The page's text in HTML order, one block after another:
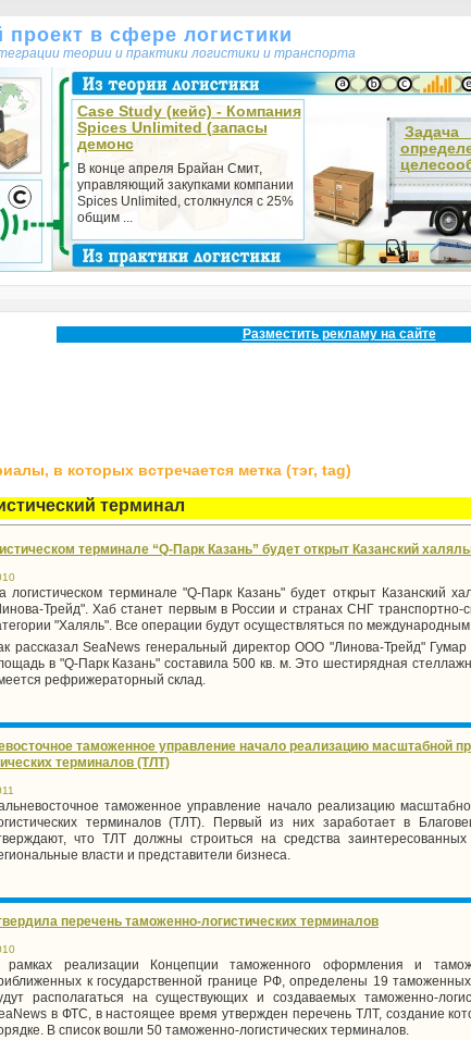
в сфере логистики
теории и практики логистики и транспорта
Case Study (кейс) - Компания
Spices Unlimited (запасы
демонс
В конце апреля Брайан Смит,
управляющий закупками компании
Spices Unlimited, столкнулся с 25%
общим ...
Разместить рекламу на сайте
в которых встречается метка (тэг, tag)
терминал
терминале “Q-Парк Казань” будет открыт Казанский
логистическом терминале "Q-Парк Казань" будет открыт Казанский
Трейд". Хаб станет первым в России и странах СНГ транспортно-
"Халяль". Все операции будут осуществляться по
рассказал SeaNews генеральный директор ООО "Линова-Трейд"
в "Q-Парк Казань" составила 500 кв. м. Это шестирядная
рефрижераторный склад.
таможенное управление начало реализацию масштабной
терминалов (ТЛТ)
таможенное управление начало реализацию
терминалов (ТЛТ). Первый из них заработает в
что ТЛТ должны строиться на средства
власти и представители бизнеса.
перечень таможенно-логистических терминалов
рамках реализации Концепции таможенного оформления и
к государственной границе РФ, определены 19
располагаться на существующих и создаваемых таможенно-
в ФТС, в настоящее время утвержден перечень ТЛТ, создание
В список вошли 50 таможенно-логистических терминалов.